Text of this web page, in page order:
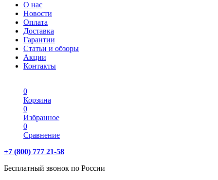
О нас
Новости
Оплата
Доставка
Гарантии
Статьи и обзоры
Акции
Контакты
0
Корзина
0
Избранное
0
Сравнение
+7 (800) 777 21-58
Бесплатный звонок по России